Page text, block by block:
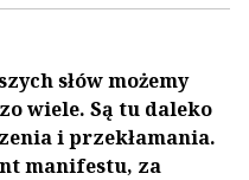
słów możemy
wiele. Są tu daleko
i przekłamania.
manifestu, za